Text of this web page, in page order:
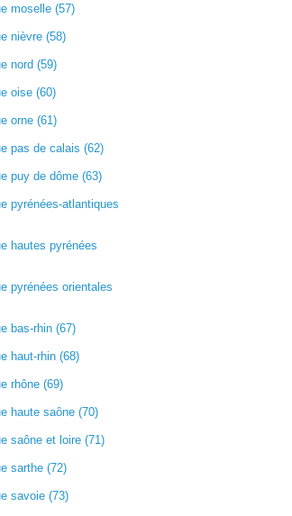
moselle (57)
nièvre (58)
nord (59)
oise (60)
orne (61)
pas de calais (62)
puy de dôme (63)
pyrénées-atlantiques
hautes pyrénées
pyrénées orientales
bas-rhin (67)
haut-rhin (68)
rhône (69)
haute saône (70)
saône et loire (71)
sarthe (72)
savoie (73)